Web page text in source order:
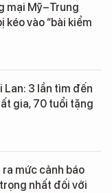
mại Mỹ–Trung
kéo vào “bài kiểm
Lan: 3 lần tìm đến
gia, 70 tuổi tặng
ra mức cảnh báo
nhất đối với